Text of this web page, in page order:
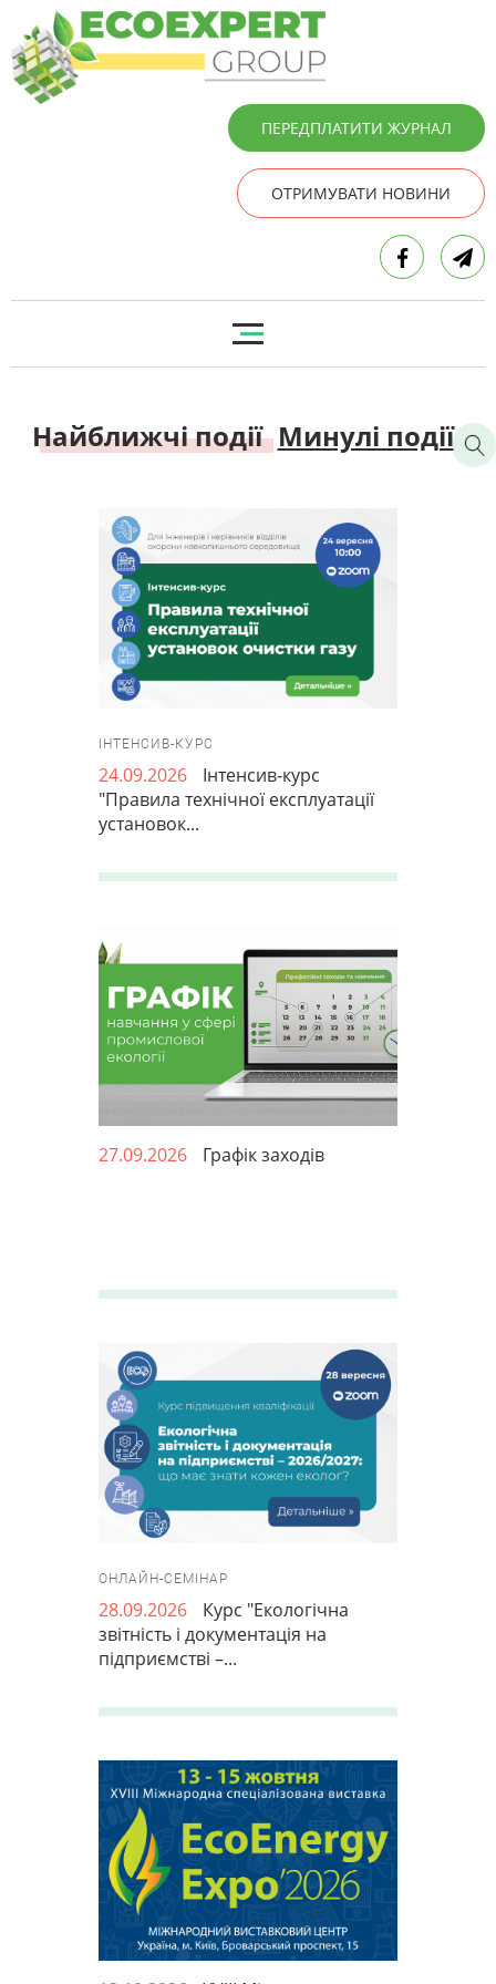
ПЕРЕДПЛАТИТИ ЖУРНАЛ
ОТРИМУВАТИ НОВИНИ
Найближчі події Минулі події
ІНТЕНСИВ-КУРС
24.09.2026
Інтенсив-курс
"Правила технічної експлуатації
установок...
27.09.2026 Графік заходів
ОНЛАЙН-СЕМІНАР
28.09.2026
Курс "Екологічна
звітність і документація на
підприємстві –...